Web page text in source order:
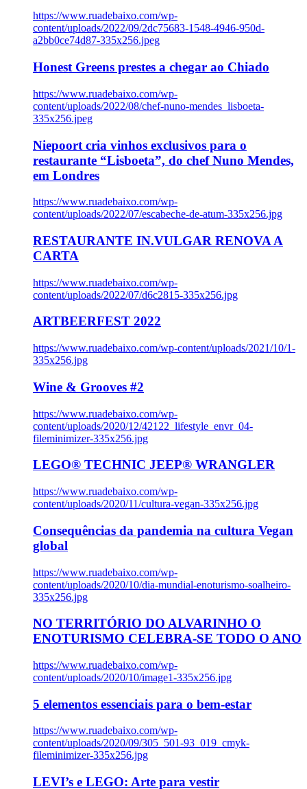
https://www.ruadebaixo.com/wp-
content/uploads/2022/09/2dc75683-1548-4946-950d-
a2bb0ce74d87-335x256.jpeg
Honest Greens prestes a chegar ao Chiado
https://www.ruadebaixo.com/wp-
content/uploads/2022/08/chef-nuno-mendes_lisboeta-
335x256.jpeg
Niepoort cria vinhos exclusivos para o
restaurante “Lisboeta”, do chef Nuno Mendes,
em Londres
https://www.ruadebaixo.com/wp-
content/uploads/2022/07/escabeche-de-atum-335x256.jpg
RESTAURANTE IN.VULGAR RENOVA A
CARTA
https://www.ruadebaixo.com/wp-
content/uploads/2022/07/d6c2815-335x256.jpg
ARTBEERFEST 2022
https://www.ruadebaixo.com/wp-content/uploads/2021/10/1-
335x256.jpg
Wine & Grooves #2
https://www.ruadebaixo.com/wp-
content/uploads/2020/12/42122_lifestyle_envr_04-
fileminimizer-335x256.jpg
LEGO® TECHNIC JEEP® WRANGLER
https://www.ruadebaixo.com/wp-
content/uploads/2020/11/cultura-vegan-335x256.jpg
Consequências da pandemia na cultura Vegan
global
https://www.ruadebaixo.com/wp-
content/uploads/2020/10/dia-mundial-enoturismo-soalheiro-
335x256.jpg
NO TERRITÓRIO DO ALVARINHO O
ENOTURISMO CELEBRA-SE TODO O ANO
https://www.ruadebaixo.com/wp-
content/uploads/2020/10/image1-335x256.jpg
5 elementos essenciais para o bem-estar
https://www.ruadebaixo.com/wp-
content/uploads/2020/09/305_501-93_019_cmyk-
fileminimizer-335x256.jpg
LEVI’s e LEGO: Arte para vestir